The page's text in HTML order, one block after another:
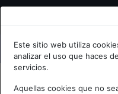
Bienvenid@ a
Escribe tu Email
Este sitio web utiliza
analizar el uso que haces
servicios.
Aquellas cookies que no